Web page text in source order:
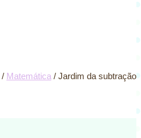
/ Matemática / Jardim da subtração